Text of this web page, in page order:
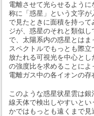
電離させて光らせるよう
称に「惑星」という文字
で見たときに面積を持っ
ジが、惑星のそれと類似
で、太陽系内の惑星とは
スペクトルでもっとも際
放たれる可視光を中心と
の強度比を求めることに
電離ガス中の各イオンの存
このような惑星状星雲は
線天体で検出しやすいと
かではもっとも遠くまで見